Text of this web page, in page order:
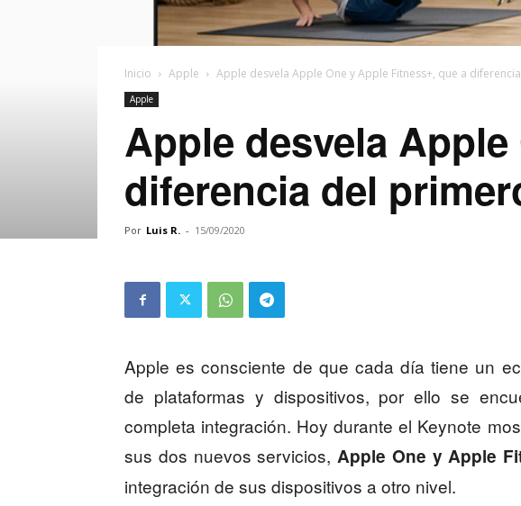
Inicio Apple Apple desvela Apple One y Apple Fitness+, que a
Apple
Apple desvela
diferencia del
Por Luis R. - 15/09/2020
Apple es consciente de que cada día tiene un
de plataformas y dispositivos, por ello se
completa integración. Hoy durante el Keynote
sus dos nuevos servicios, Apple One y Apple
integración de sus dispositivos a otro nivel.